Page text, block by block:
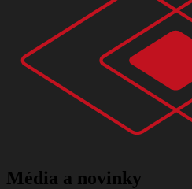
Média a novinky